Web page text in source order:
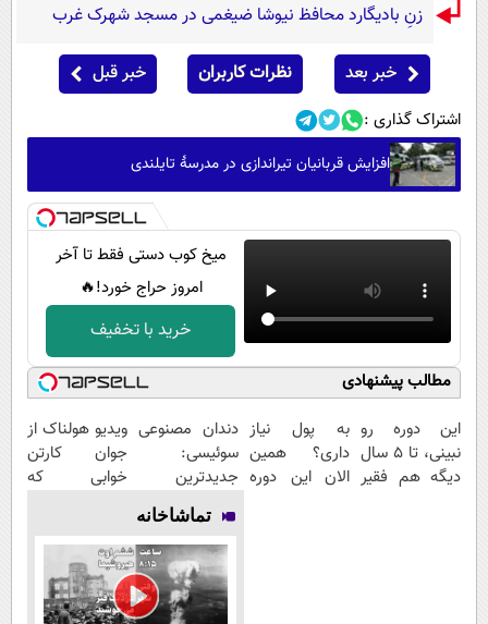
زنِ بادیگارد محافظ نیوشا ضیغمی در مسجد شهرک غرب
خبر بعد نظرات کاربران خبر قبل
اشتراک گذاری :
افزایش قربانیان تیراندازی در مدرسۀ تایلندی
میخ کوب دستی فقط تا آخر
امروز حراج خورد!🔥
خرید با تخفیف
مطالب پیشنهادی
این دوره رو
نبینی، تا 5 سال
دیگه هم فقیر
به پول نیاز
داری؟ همین
الان این دوره
دندان مصنوعی
سوئیسی:
جدیدترین
فناوری اروپا،
سبک و مقاوم |
پرداخت قسطی
ویدیو هولناک از
جوان کارتن
خوابی که
تماشاخانه